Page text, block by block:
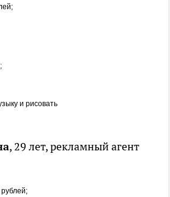
и рисовать
, 29 лет, рекламный агент